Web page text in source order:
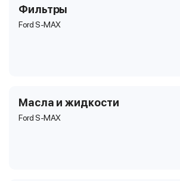
Фильтры
Ford S-MAX
Масла и жидкости
Ford S-MAX